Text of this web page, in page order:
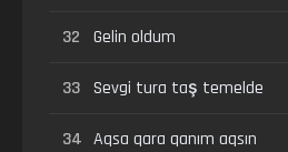
32 Gelin oldum
33 Sevgi tura taş temelde
34 Aqsa qara qanım aqsın